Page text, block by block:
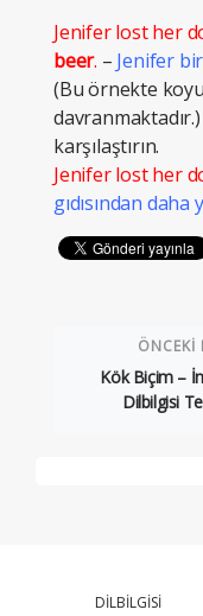
Jenifer lost her
beer. – Jenifer
(Bu örnekte
karşılaştırın.
Jenifer lost her
gıdısından
ÖNCEKİ
Kök Biçim –
Dilbilgisi
DİLBİLGİSİ